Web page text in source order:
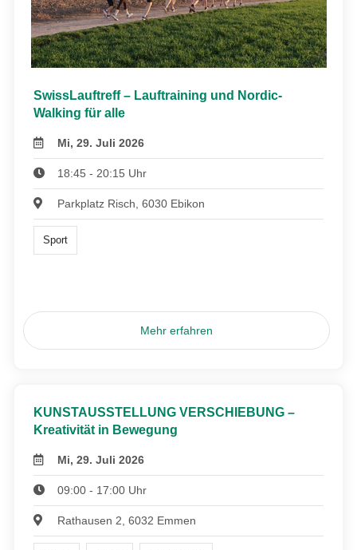
SwissLauftreff – Lauftraining und Nordic-
Walking für alle
Mi, 29. Juli 2026
18:45 - 20:15 Uhr
Parkplatz Risch, 6030 Ebikon
Sport
Mehr erfahren
KUNSTAUSSTELLUNG VERSCHIEBUNG –
Kreativität in Bewegung
Mi, 29. Juli 2026
09:00 - 17:00 Uhr
Rathausen 2, 6032 Emmen